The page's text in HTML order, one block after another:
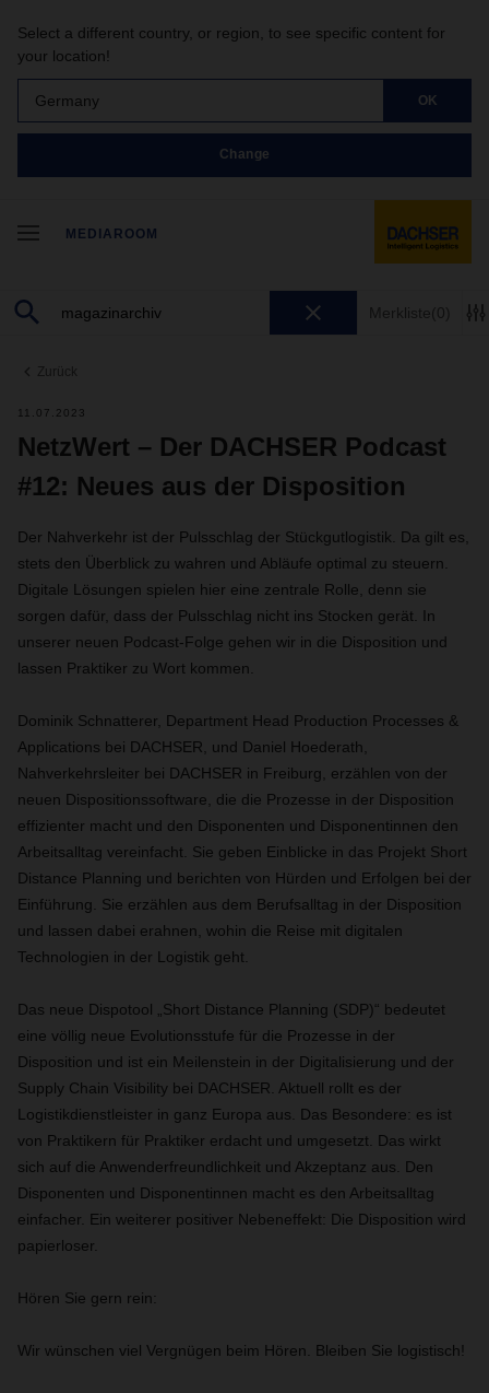
Select a different country, or region, to see specific content for
your location!
Germany OK
Change
MEDIAROOM
Merkliste(0)
Zurück
11.07.2023
NetzWert – Der DACHSER Podcast
#12: Neues aus der Disposition
Der Nahverkehr ist der Pulsschlag der Stückgutlogistik. Da gilt es,
stets den Überblick zu wahren und Abläufe optimal zu steuern.
Digitale Lösungen spielen hier eine zentrale Rolle, denn sie
sorgen dafür, dass der Pulsschlag nicht ins Stocken gerät. In
unserer neuen Podcast-Folge gehen wir in die Disposition und
lassen Praktiker zu Wort kommen.
Dominik Schnatterer, Department Head Production Processes &
Applications bei DACHSER, und Daniel Hoederath,
Nahverkehrsleiter bei DACHSER in Freiburg, erzählen von der
neuen Dispositionssoftware, die die Prozesse in der Disposition
effizienter macht und den Disponenten und Disponentinnen den
Arbeitsalltag vereinfacht. Sie geben Einblicke in das Projekt Short
Distance Planning und berichten von Hürden und Erfolgen bei der
Einführung. Sie erzählen aus dem Berufsalltag in der Disposition
und lassen dabei erahnen, wohin die Reise mit digitalen
Technologien in der Logistik geht.
Das neue Dispotool „Short Distance Planning (SDP)“ bedeutet
eine völlig neue Evolutionsstufe für die Prozesse in der
Disposition und ist ein Meilenstein in der Digitalisierung und der
Supply Chain Visibility bei DACHSER. Aktuell rollt es der
Logistikdienstleister in ganz Europa aus. Das Besondere: es ist
von Praktikern für Praktiker erdacht und umgesetzt. Das wirkt
sich auf die Anwenderfreundlichkeit und Akzeptanz aus. Den
Disponenten und Disponentinnen macht es den Arbeitsalltag
einfacher. Ein weiterer positiver Nebeneffekt: Die Disposition wird
papierloser.
Hören Sie gern rein:
Wir wünschen viel Vergnügen beim Hören. Bleiben Sie logistisch!